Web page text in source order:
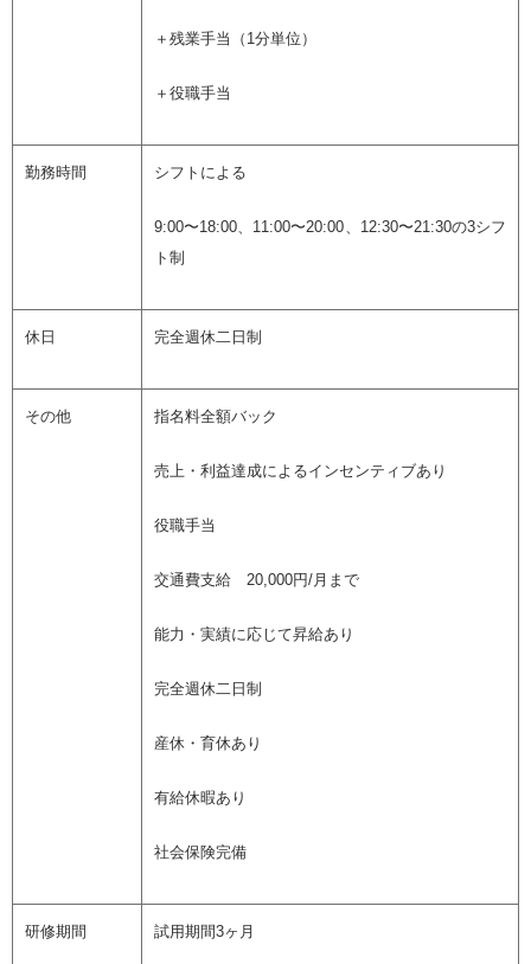
＋残業手当（1分単位）
＋役職手当
勤務時間 シフトによる
9:00〜18:00、11:00〜20:00、12:30〜21:30の3シフ
ト制
休日 完全週休二日制
その他 指名料全額バック
売上・利益達成によるインセンティブあり
役職手当
交通費支給 20,000円/月まで
能力・実績に応じて昇給あり
完全週休二日制
産休・育休あり
有給休暇あり
社会保険完備
研修期間 試用期間3ヶ月